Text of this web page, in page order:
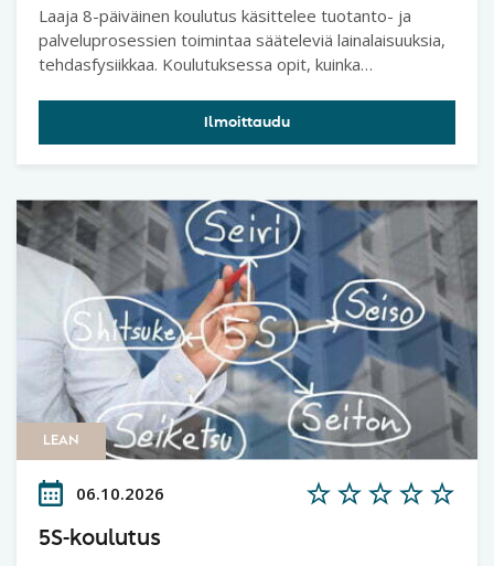
Laaja 8-päiväinen koulutus käsittelee tuotanto- ja
palveluprosessien toimintaa sääteleviä lainalaisuuksia,
tehdasfysiikkaa. Koulutuksessa opit, kuinka
ajat, kapasiteetti, läpimeno ja keskeneräinen työ sekä
Ilmoittaudu
LEAN
06.10.2026
5S-koulutus